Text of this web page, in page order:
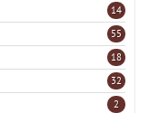
14
55
18
32
2